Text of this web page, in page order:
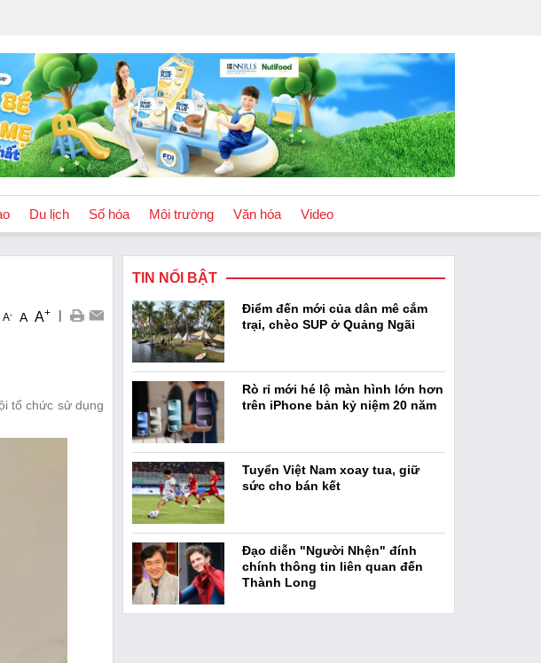
Du lịch Số hóa Môi trường Văn hóa
Podcast
Video
A- A A+ |
tổ chức sử dụng
TIN NỔI BẬT
Điểm đến mới của dân mê cắm
trại, chèo SUP ở Quảng Ngãi
Rò rỉ mới hé lộ màn hình lớn hơn
trên iPhone bản kỷ niệm 20 năm
Tuyển Việt Nam xoay tua, giữ
sức cho bán kết
Đạo diễn "Người Nhện" đính
chính thông tin liên quan đến
Thành Long